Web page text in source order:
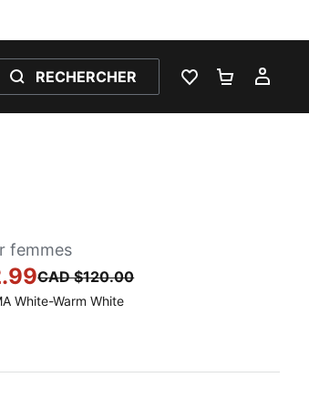
RECHERCHER
LISTE DEPANIER 0
femmes
CAD $120.00
White-Warm White
Warm White